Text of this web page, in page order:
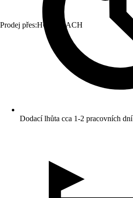
Prodej přes:HORNBACH
Dodací lhůta cca 1-2 pracovních dní